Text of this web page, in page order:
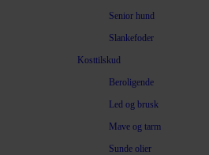
Senior hund
Slankefoder
Kosttilskud
Beroligende
Led og brusk
Mave og tarm
Sunde olier